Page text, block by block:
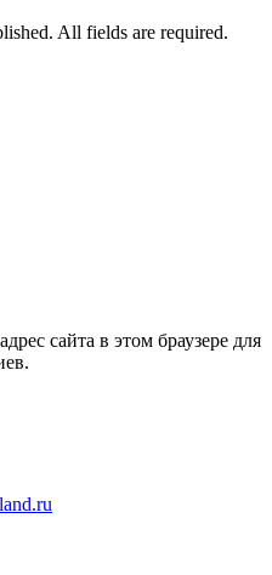
All fields are required.
сайта в этом браузере для